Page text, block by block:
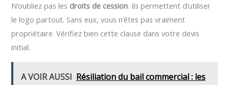
N’oubliez pas les droits de cession. Ils permettent d’utiliser
le logo partout. Sans eux, vous n’êtes pas vraiment
propriétaire. Vérifiez bien cette clause dans votre devis
initial.
A VOIR AUSSI Résiliation du bail commercial : les